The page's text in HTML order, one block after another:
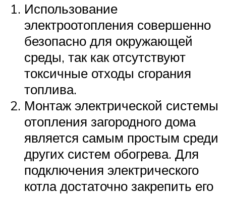
Использование
электроотопления совершенно
безопасно для окружающей
среды, так как отсутствуют
токсичные отходы сгорания
топлива.
Монтаж электрической системы
отопления загородного дома
является самым простым среди
других систем обогрева. Для
подключения электрического
котла достаточно закрепить его